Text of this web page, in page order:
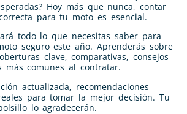
Hoy más que nunca, contar
para tu moto es esencial.
todo lo que necesitas saber para
seguro este año. Aprenderás sobre
clave, comparativas, consejos
más comunes al contratar.
actualizada, recomendaciones
para tomar la mejor decisión. Tu
lo agradecerán.